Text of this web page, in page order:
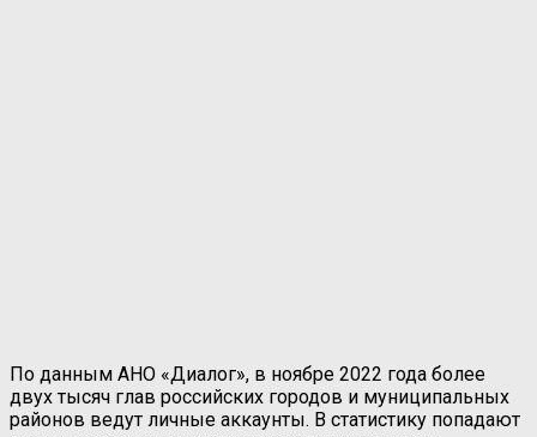
По данным АНО «Диалог», в ноябре 2022 года более
двух тысяч глав российских городов и муниципальных
районов ведут личные аккаунты. В статистику попадают